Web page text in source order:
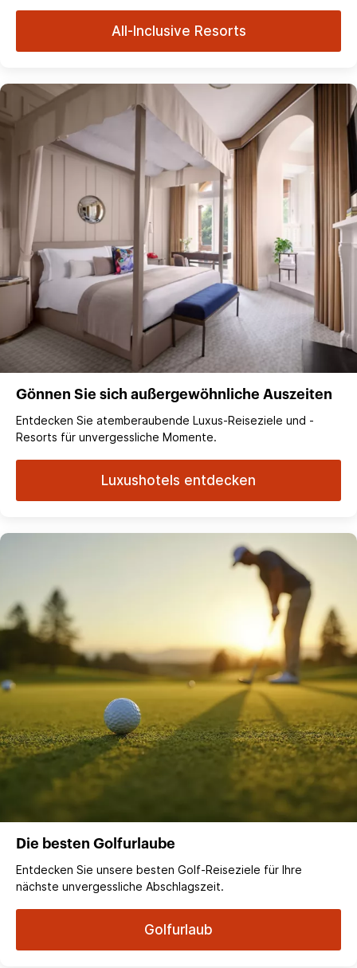
All-Inclusive Resorts
Gönnen Sie sich außergewöhnliche Auszeiten
Entdecken Sie atemberaubende Luxus-Reiseziele und -
Resorts für unvergessliche Momente.
Luxushotels entdecken
Die besten Golfurlaube
Entdecken Sie unsere besten Golf-Reiseziele für Ihre
nächste unvergessliche Abschlagszeit.
Golfurlaub